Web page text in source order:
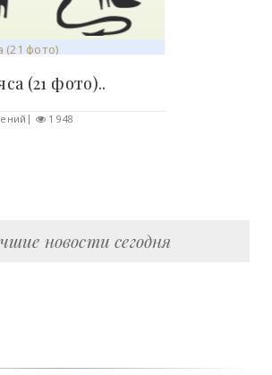
(21 фото)..
1 948
новости сегодня